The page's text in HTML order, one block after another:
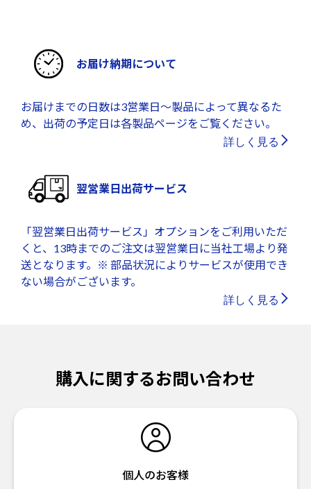
お届け納期について
お届けまでの日数は3営業日～製品によって異なるた
め、出荷の予定日は各製品ページをご覧ください。
詳しく見る
翌営業日出荷サービス
「翌営業日出荷サービス」オプションをご利用いただ
くと、13時までのご注文は翌営業日に当社工場より発
送となります。※ 部品状況によりサービスが使用でき
ない場合がございます。
詳しく見る
購入に関するお問い合わせ
個人のお客様